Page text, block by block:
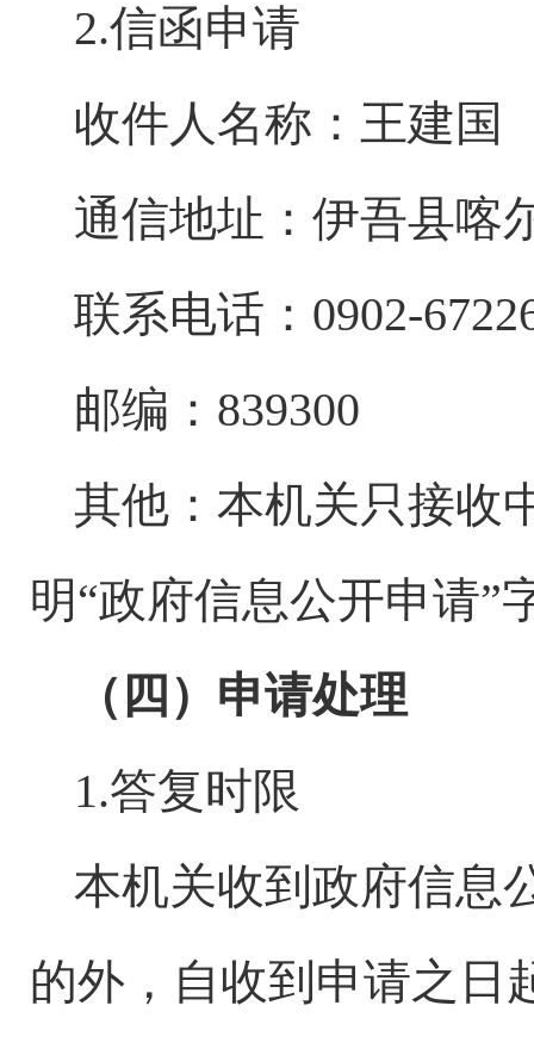
2.信函申请
收件人名称：王建国
通信地址：伊吾县喀
联系电话： 0902-6722
邮编： 839300
其他：本机关只接收
明“政府信息公开申请”
（四）申请处理
1.答复时限
本机关收到政府信息
的外，自收到申请之日